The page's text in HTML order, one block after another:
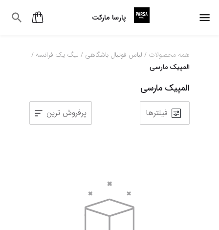
پارسا مارکت
همه محصولات / لباس فوتبال باشگاهی / لیگ یک فرانسه /
المپیک مارسی
المپیک مارسی
فیلترها پرفروش ترین